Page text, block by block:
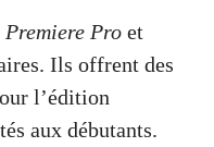
Premiere Pro et
Ils offrent des
l’édition
aux débutants.